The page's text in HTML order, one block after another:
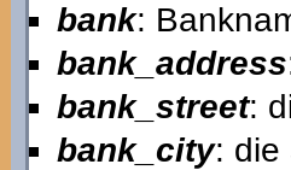
bank:
bank_address
bank_street:
bank_city: die